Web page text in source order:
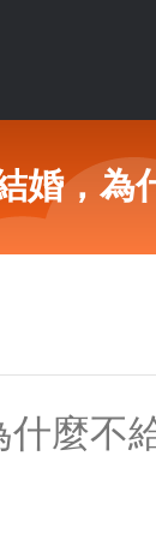
婚，為
麼不